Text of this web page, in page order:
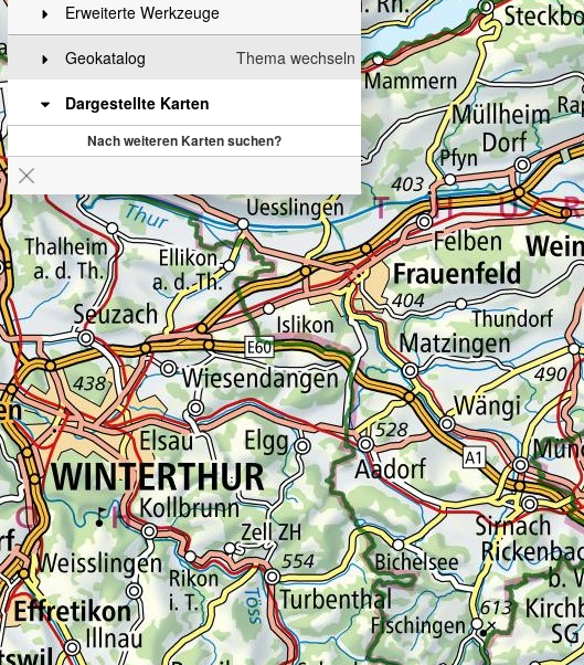
Erweiterte Werkzeuge
Thema wechseln
Geokatalog
Dargestellte Karten
Nach weiteren Karten suchen?